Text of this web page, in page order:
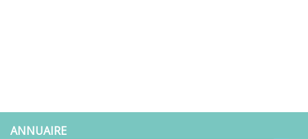
ANNUAIRE